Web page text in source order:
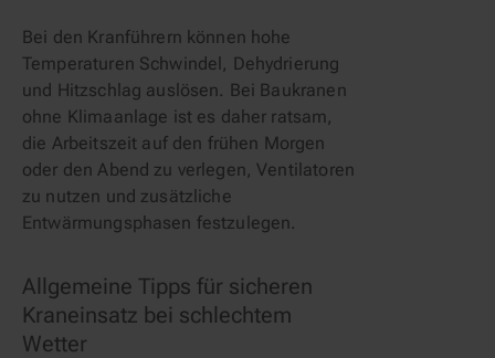
Bei den Kranführern können hohe
Temperaturen Schwindel, Dehydrierung
und Hitzschlag auslösen. Bei Baukranen
ohne Klimaanlage ist es daher ratsam,
die Arbeitszeit auf den frühen Morgen
oder den Abend zu verlegen, Ventilatoren
zu nutzen und zusätzliche
Entwärmungsphasen festzulegen.
Allgemeine Tipps für sicheren
Kraneinsatz bei schlechtem
Wetter